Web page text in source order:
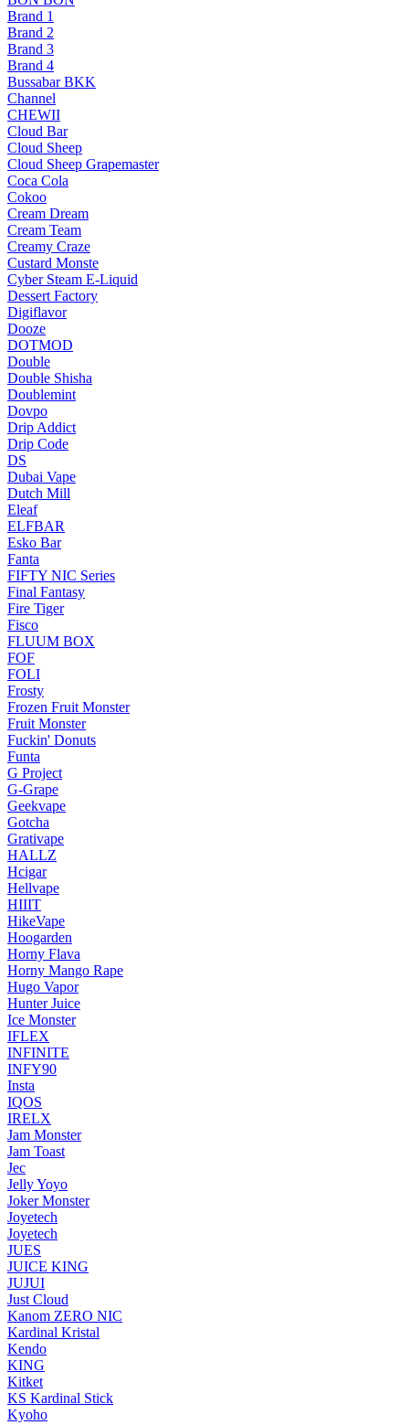
Brand 1
Brand 2
Brand 3
Brand 4
Bussabar BKK
Channel
CHEWII
Cloud Bar
Cloud Sheep
Cloud Sheep Grapemaster
Coca Cola
Cokoo
Cream Dream
Cream Team
Creamy Craze
Custard Monste
Cyber Steam E-Liquid
Dessert Factory
Digiflavor
Dooze
DOTMOD
Double
Double Shisha
Doublemint
Dovpo
Drip Addict
Drip Code
DS
Dubai Vape
Dutch Mill
Eleaf
ELFBAR
Esko Bar
Fanta
FIFTY NIC Series
Final Fantasy
Fire Tiger
Fisco
FLUUM BOX
FOF
FOLI
Frosty
Frozen Fruit Monster
Fruit Monster
Fuckin' Donuts
Funta
G Project
G-Grape
Geekvape
Gotcha
Grativape
HALLZ
Hcigar
Hellvape
HIIIT
HikeVape
Hoogarden
Horny Flava
Horny Mango Rape
Hugo Vapor
Hunter Juice
Ice Monster
IFLEX
INFINITE
INFY90
Insta
IQOS
IRELX
Jam Monster
Jam Toast
Jec
Jelly Yoyo
Joker Monster
Joyetech
Joyetech
JUES
JUICE KING
JUJUI
Just Cloud
Kanom ZERO NIC
Kardinal Kristal
Kendo
KING
Kitket
KS Kardinal Stick
Kyoho